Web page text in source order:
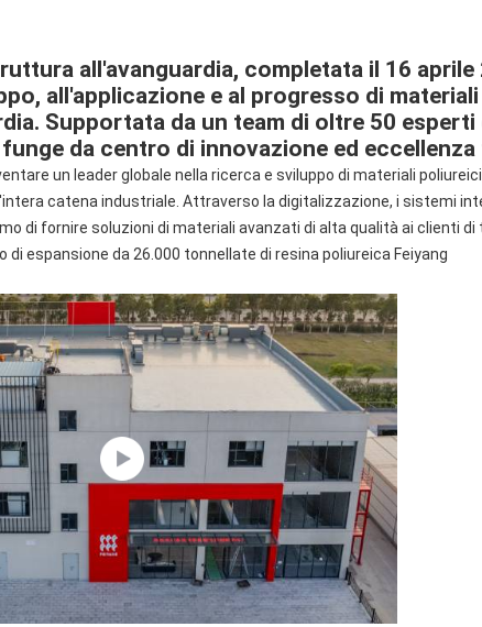
all'avanguardia, completata il 16 aprile
all'applicazione e al progresso di
Supportata da un team di oltre 50
funge da centro di innovazione ed eccellenza
un leader globale nella ricerca e sviluppo di materiali
catena industriale. Attraverso la digitalizzazione, i sistemi
di fornire soluzioni di materiali avanzati di alta qualità ai clienti di
espansione da 26.000 tonnellate di resina poliureica Feiyang